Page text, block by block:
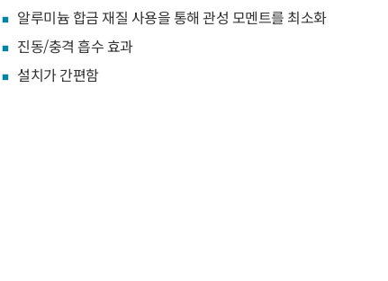
알루미늄 합금 재질 사용을 통해 관성 모멘트를 최소화
진동/충격 흡수 효과
설치가 간편함